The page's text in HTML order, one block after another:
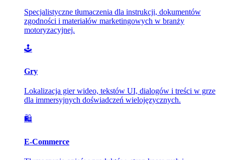
Specjalistyczne tłumaczenia dla instrukcji, dokumentów
zgodności i materiałów marketingowych w branży
motoryzacyjnej.
🕹️
Gry
Lokalizacja gier wideo, tekstów UI, dialogów i treści w grze
dla immersyjnych doświadczeń wielojęzycznych.
🛍️
E-Commerce